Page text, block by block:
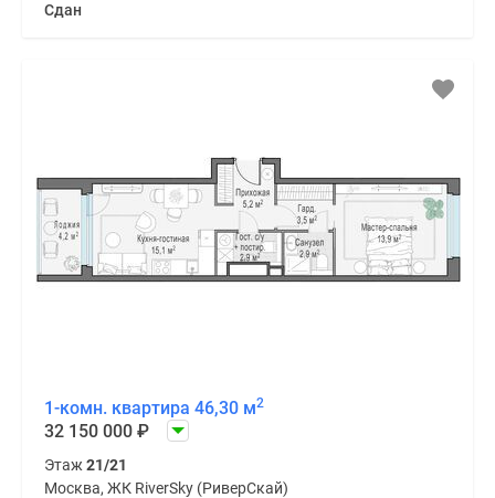
Сдан
1-комн. квартира 46,30 м2
32 150 000 ₽
Этаж 21/21
Москва, ЖК RiverSky (РиверСкай)